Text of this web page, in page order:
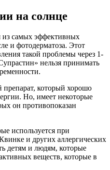
на солнце
из самых эффективных
и фотодерматоза. Этот
такой проблемы через 1-
нельзя принимать
который хорошо
Но, имеет некоторые
он противопоказан
используется при
и других аллергических
детям и людям, которые
веществ, которые в